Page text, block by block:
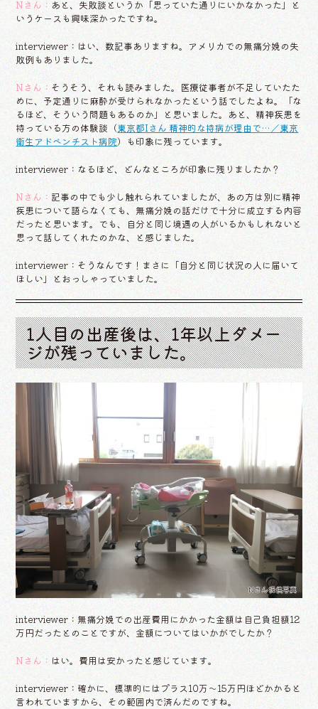
Nさん： あと、失敗談というか「思っていた通りにいかなかった」と
いうケースも興味深かったですね。
interviewer：はい、数記事ありますね。アメリカでの無痛分娩の失
敗例もありました。
Nさん： そうそう、それも読みました。医療従事者が不足していたた
めに、予定通りに麻酔が受けられなかったという話でしたよね。「な
るほど、そういう問題もあるのか」と思いました。あと、精神疾患を
持っている方の体験談（東京都Iさん 精神的な持病が理由で…／東京
衛生アドベンチスト病院）も印象に残っています。
interviewer：なるほど、どんなところが印象に残りましたか？
Nさん： 記事の中でも少し触れられていましたが、あの方は別に精神
疾患について語らなくても、無痛分娩の話だけで十分に成立する内容
だったと思います。でも、自分と同じ境遇の人がいるかもしれないと
思って話してくれたのかな、と感じました。
interviewer：そうなんです！まさに「自分と同じ状況の人に届いて
ほしい」とおっしゃっていました。
1人目の出産後は、1年以上ダメー
ジが残っていました。
Nさん提供写真
interviewer：無痛分娩での出産費用にかかった金額は自己負担額12
万円だったとのことですが、金額についてはいかがでしたか？
Nさん： はい。費用は安かったと感じています。
interviewer：確かに、標準的にはプラス10万～15万円ほどかかると
言われていますから、その範囲内で済んだのですね。